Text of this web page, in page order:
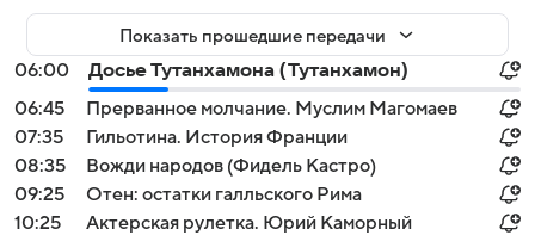
Показать прошедшие передачи
06:00
Досье Тутанхамона (Тутанхамон)
06:45
Прерванное молчание. Муслим Магомаев
07:35
Гильотина. История Франции
08:35
Вожди народов (Фидель Кастро)
09:25
Отен: остатки галльского Рима
10:25
Актерская рулетка. Юрий Каморный